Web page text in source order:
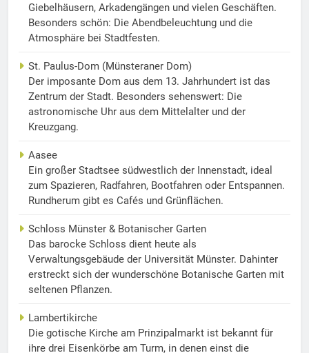
Giebelhäusern, Arkadengängen und vielen Geschäften.
Besonders schön: Die Abendbeleuchtung und die
Atmosphäre bei Stadtfesten.
St. Paulus-Dom (Münsteraner Dom)
Der imposante Dom aus dem 13. Jahrhundert ist das
Zentrum der Stadt. Besonders sehenswert: Die
astronomische Uhr aus dem Mittelalter und der
Kreuzgang.
Aasee
Ein großer Stadtsee südwestlich der Innenstadt, ideal
zum Spazieren, Radfahren, Bootfahren oder Entspannen.
Rundherum gibt es Cafés und Grünflächen.
Schloss Münster & Botanischer Garten
Das barocke Schloss dient heute als
Verwaltungsgebäude der Universität Münster. Dahinter
erstreckt sich der wunderschöne Botanische Garten mit
seltenen Pflanzen.
Lambertikirche
Die gotische Kirche am Prinzipalmarkt ist bekannt für
ihre drei Eisenkörbe am Turm, in denen einst die